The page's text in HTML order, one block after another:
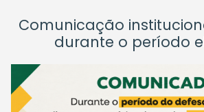
Comunicação
durante o período